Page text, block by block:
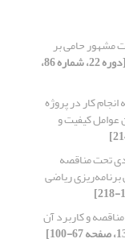
مشهور حامی بر
[دوره 22، شماره 86،
کار در پروژه
عوامل کیفیت و
تحت مناقصه
ریاضی
و کاربرد آن